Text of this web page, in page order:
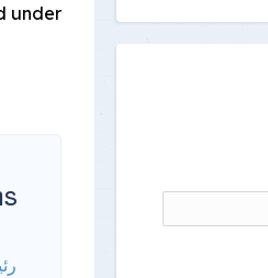
under